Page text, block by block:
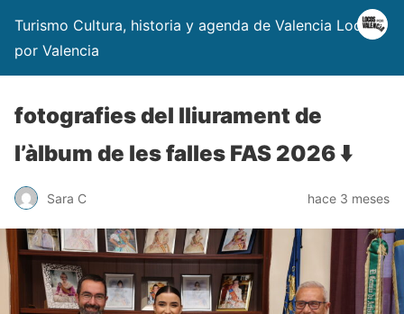
Turismo Cultura, historia y agenda de Valencia Locos
por Valencia
fotografies del lliurament de
l’àlbum de les falles FAS 2026 ⬇️
Sara C hace 3 meses